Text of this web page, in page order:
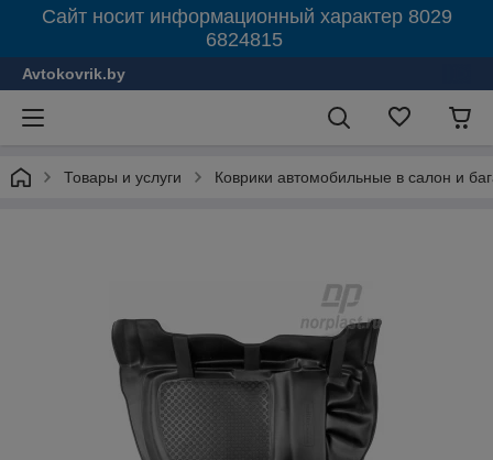
Сайт носит информационный характер 8029
6824815
Avtokovrik.by
Товары и услуги Коврики автомобильные в салон и